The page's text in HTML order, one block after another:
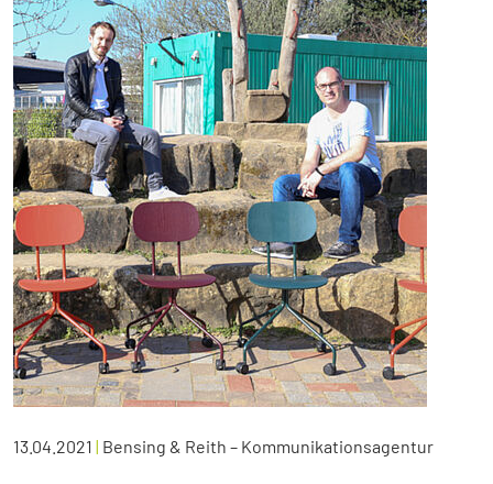
13.04.2021 | Bensing & Reith – Kommunikationsagentur